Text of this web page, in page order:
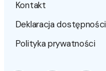
Kontakt
Deklaracja dostępności
Polityka prywatności